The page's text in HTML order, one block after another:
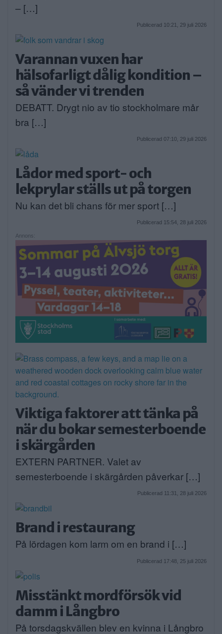
– […]
Publicerad 10:21, 29 juli 2026
Varannan vuxen har
hälsofarligt dålig kondition –
så vänder vi trenden
DEBATT. Drygt nio av tio stockholmare mår
bra […]
Publicerad 07:10, 29 juli 2026
Lådor med sport- och
lekprylar ställs ut på torgen
Nu kan det bli chans för mer sport […]
Publicerad 15:54, 28 juli 2026
Annons:
Viktiga faktorer att tänka på
när du bokar semesterboende
i skärgården
EXTERN PARTNER. Valet av
semesterboende i skärgården påverkar […]
Publicerad 11:31, 28 juli 2026
Brand i restaurang
På lördagen kom larm om en brand i […]
Publicerad 17:48, 25 juli 2026
Misstänkt mordförsök vid
damm i Långbro
På torsdagskvällen blev en kvinna i Långbro